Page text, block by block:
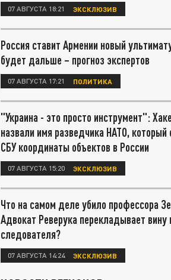
07 АВГУСТА 18:21 ЭКСКЛЮЗИВ
Россия ставит Армении новый
будет дальше – прогноз экспертов
07 АВГУСТА 17:21 ПОЛИТИКА
"Украина - это просто инструмент":
назвали имя разведчика НАТО, который
СБУ координаты объектов в России
07 АВГУСТА 15:20 ЭКСКЛЮЗИВ
Что на самом деле убило профессора
Адвокат Реверука перекладывает вину
следователя?
07 АВГУСТА 14:24 ЭКСКЛЮЗИВ